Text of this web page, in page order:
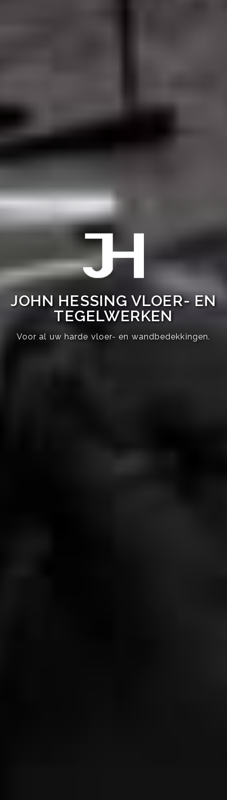
JOHN HESSING VLOER- EN
TEGELWERKEN
Voor al uw harde vloer- en wandbedekkingen.